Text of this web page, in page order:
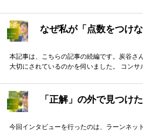
なぜ私が「点数をつけ
本記事は、こちらの記事の続編です。炭谷さ
大切にされているのかを伺いました。 コンサ
「正解」の外で見つけ
今回インタビューを行ったのは、ラーンネッ